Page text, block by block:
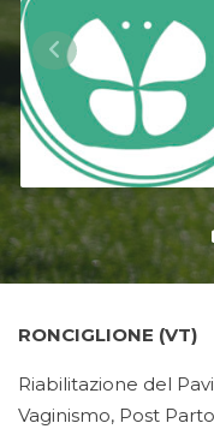
RONCIGLIONE (VT)
Riabilitazione del
Vaginismo, Post